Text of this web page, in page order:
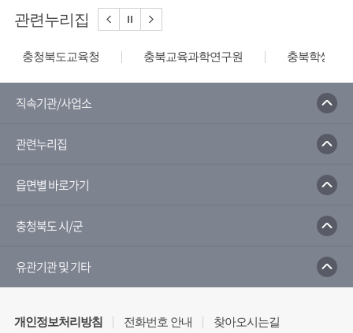
관련누리집
충청북도교육청 충북교육과학연구원 충북학생교
직속기관/사업소
관련누리집
읍면별 바로가기
충청북도 시/군
유관기관 및 기타
개인정보처리방침 전화번호 안내 찾아오시는길